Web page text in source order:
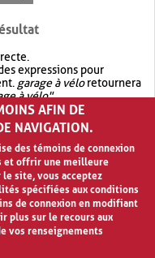
expressions pour
garage à véloretournera
à vélo".
avec OR.garage OR vélo
quegarage à vélo
AFIN DE
NAVIGATION.
des témoins de connexion
et offrir une meilleure
le site, vous acceptez
spécifiées aux conditions
de connexion en modifiant
plus sur le recours aux
vos renseignements